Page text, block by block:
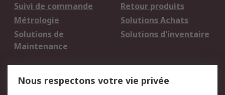
Suivi de commande
Retour produits
Métrologie
Solutions Achats
Solutions de
Maintenance
Solutions d'inventaire
Nous respectons votre vie privée